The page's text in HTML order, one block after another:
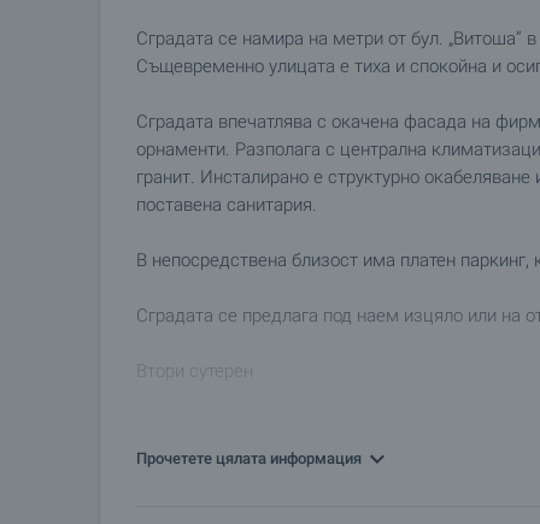
Сградата се намира на метри от бул. „Витоша”
Същевременно улицата е тиха и спокойна и
Сградата впечатлява с окачена фасада на
орнаменти. Разполага с централна
гранит. Инсталирано е структурно
поставена санитария.
В непосредствена близост има платен
Сградата се предлага под наем изцяло или на
Втори сутерен
общи части), наем 2 540 €ОТДАДЕН
Прочетете цялата информация